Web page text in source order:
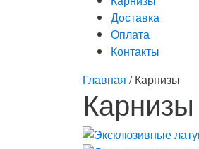
Доставка
Оплата
Контакты
Главная / Карнизы
Карнизы